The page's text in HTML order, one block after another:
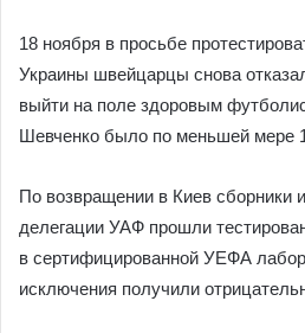
18 ноября в просьбе
Украины швейцарцы снова
выйти на поле здоровым
Шевченко было по меньшей мере
По возвращении в Киев сборники
делегации УАФ прошли
в сертифицированной УЕФА
исключения получили